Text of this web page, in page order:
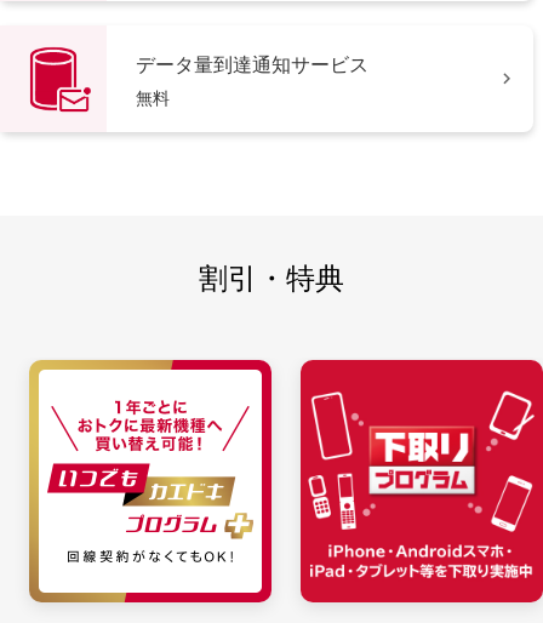
データ量到達通知サービス
無料

割引・特典